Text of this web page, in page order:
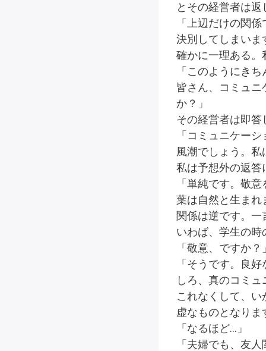
とその経営者は返
「上辺だけの関
決別してしまいま
確かに一理ある。
「このようにき
皆さん、コミュ
か？」
その経営者は即答
「コミュニケー
風潮でしょう。
私は予想外の返答
「単純です。敬
葉は自然と生まれ
関係は逆です。
いわば、学生の
「敬意、ですか？
「そうです。良
しろ、真のコミ
これなくして、
虚なものとなりま
「なるほど…」
「夫婦でも、友